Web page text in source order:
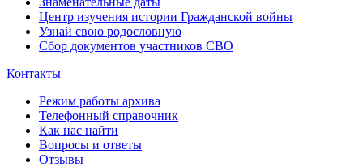
Центр изучения истории Гражданской войны
Узнай свою родословную
Сбор документов участников СВО
Контакты
Режим работы архива
Телефонный справочник
Как нас найти
Вопросы и ответы
Отзывы